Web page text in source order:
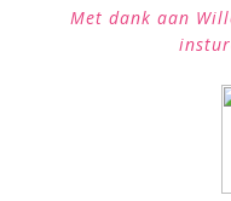
Met dank aan